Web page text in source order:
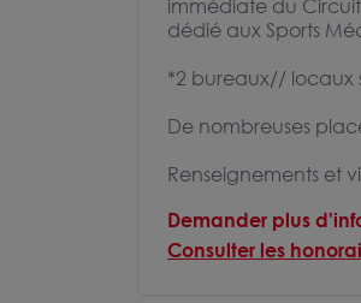
immédiate du
dédié aux Sports
*2 bureaux// locaux
De nombreuses
Renseignements et
Demander plus
Consulter les